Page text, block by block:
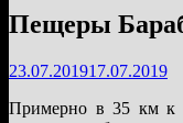
Пещеры
23.07.201917.07.2019
Примерно в 35 км к